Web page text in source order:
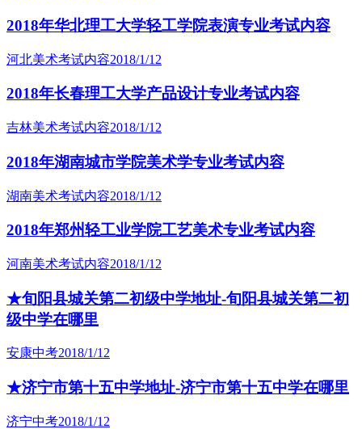
2018年华北理工大学轻工学院表演专业考试内容
河北美术考试内容2018/1/12
2018年长春理工大学产品设计专业考试内容
吉林美术考试内容2018/1/12
2018年湖南城市学院美术学专业考试内容
湖南美术考试内容2018/1/12
2018年郑州轻工业学院工艺美术专业考试内容
河南美术考试内容2018/1/12
★旬阳县城关第二初级中学地址-旬阳县城关第二初
级中学在哪里
安康中考2018/1/12
★济宁市第十五中学地址-济宁市第十五中学在哪里
济宁中考2018/1/12